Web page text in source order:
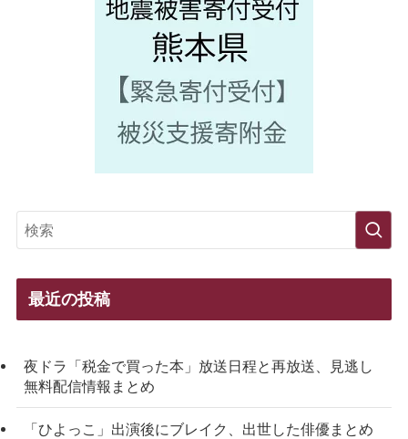
最近の投稿
夜ドラ「税金で買った本」放送日程と再放送、見逃し
無料配信情報まとめ
「ひよっこ」出演後にブレイク、出世した俳優まとめ